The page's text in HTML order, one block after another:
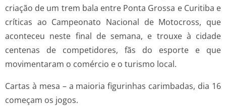
criação de um trem bala entre Ponta Grossa e Curitiba e
críticas ao Campeonato Nacional de Motocross, que
aconteceu neste final de semana, e trouxe à cidade
centenas de competidores, fãs do esporte e que
movimentaram o comércio e o turismo local.
Cartas à mesa – a maioria figurinhas carimbadas, dia 16
começam os jogos.